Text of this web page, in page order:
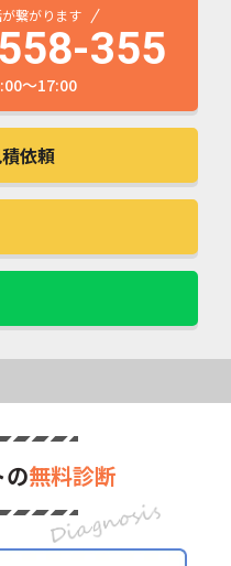
繋がります
355
～17:00
積依頼
の無料診断